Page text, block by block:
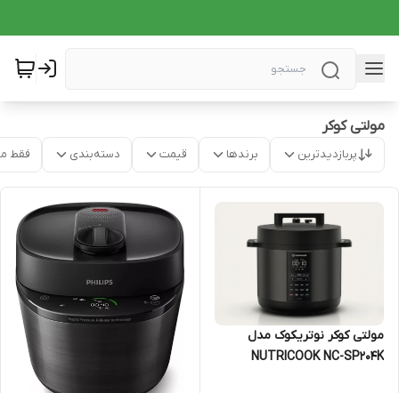
مولتی کوکر
پربازدیدترین برندها قیمت دسته‌بندی فقط
مولتی کوکر نوتریکوک مدل
NUTRICOOK NC-SP204K